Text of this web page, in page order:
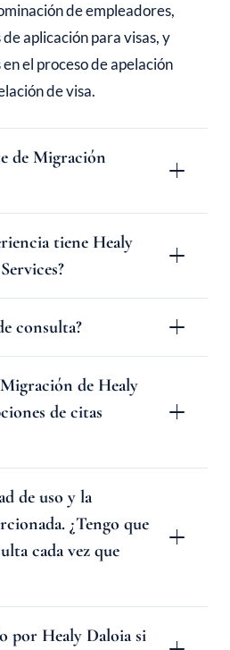
de empleadores,
aplicación para visas, y
el proceso de apelación
de visa.
de Migración
tiene Healy
consulta?
de Healy
de citas
de uso y la
¿Tengo que
cada vez que
por Healy Daloia si